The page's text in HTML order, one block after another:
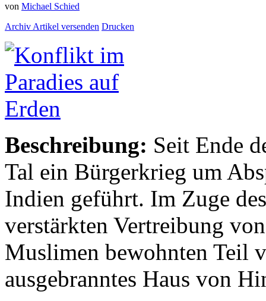
von Michael Schied
Archiv Artikel versenden Drucken
Beschreibung: Seit Ende
Tal ein Bürgerkrieg um
Indien geführt. Im Zuge
verstärkten Vertreibung
Muslimen bewohnten Teil
ausgebranntes Haus von